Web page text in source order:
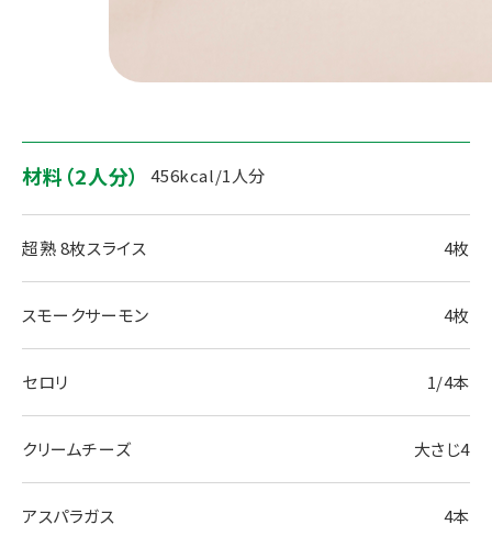
材料（2人分） 456kcal/1人分
超熟 8枚スライス 4枚
スモークサーモン 4枚
セロリ 1/4本
クリームチーズ 大さじ4
アスパラガス 4本